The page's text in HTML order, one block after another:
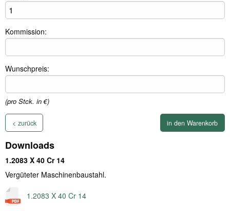
Kommission:
Wunschpreis:
(pro Stck. in €)
< zurück
Downloads
1.2083 X 40 Cr 14
Vergüteter Maschinenbaustahl.
1.2083 X 40 Cr 14